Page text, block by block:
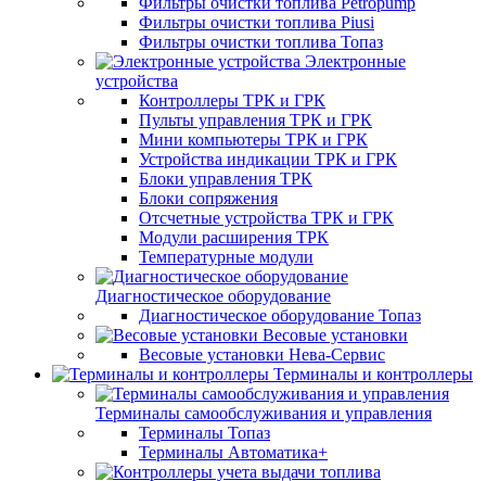
Фильтры очистки топлива Piusi
Фильтры очистки топлива Топаз
Электронные
устройства
Контроллеры ТРК и ГРК
Пульты управления ТРК и ГРК
Мини компьютеры ТРК и ГРК
Устройства индикации ТРК и ГРК
Блоки управления ТРК
Блоки сопряжения
Отсчетные устройства ТРК и ГРК
Модули расширения ТРК
Температурные модули
Диагностическое оборудование
Диагностическое оборудование Топаз
Весовые установки
Весовые установки Нева-Сервис
Терминалы и контроллеры
Терминалы самообслуживания и управления
Терминалы Топаз
Терминалы Автоматика+